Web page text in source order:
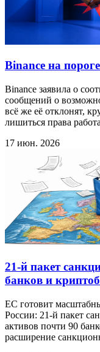
Binance на
Binance заявила о
сообщений о
всё же её отклонят,
лишиться права
17 июн. 2026
21-й пакет
банков и
ЕС готовит
России: 21-й пакет
активов почти 90
расширение